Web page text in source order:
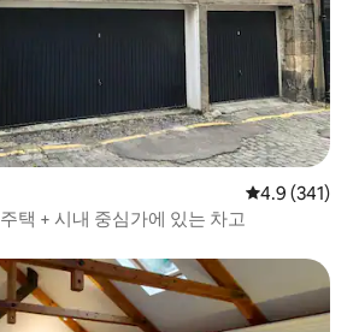
평점 4.9점(5
4.9 (341)
택 + 시내 중심가에 있는 차고